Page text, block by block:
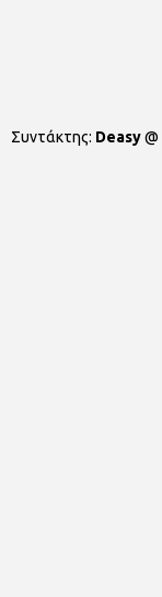
Συντάκτης: Deasy@